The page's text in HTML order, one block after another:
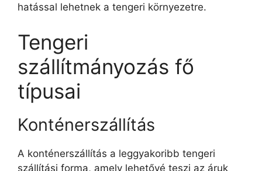
hatással lehetnek a tengeri környezetre.
Tengeri
szállítmányozás fő
típusai
Konténerszállítás
A konténerszállítás a leggyakoribb tengeri
szállítási forma, amely lehetővé teszi az áruk